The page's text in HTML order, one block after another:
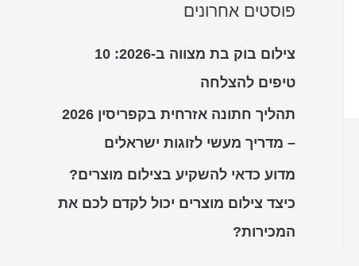
פוסטים אחרונים
צילום בוק בת מצווה ב-2026: 10
טיפים להצלחה
תהליך חתונה אזרחית בקפריסין 2026
– מדריך מעשי לזוגות ישראלים
מדוע כדאי להשקיע בצילום מוצרים?
כיצד צילום מוצרים יכול לקדם לכם את
המכירות?